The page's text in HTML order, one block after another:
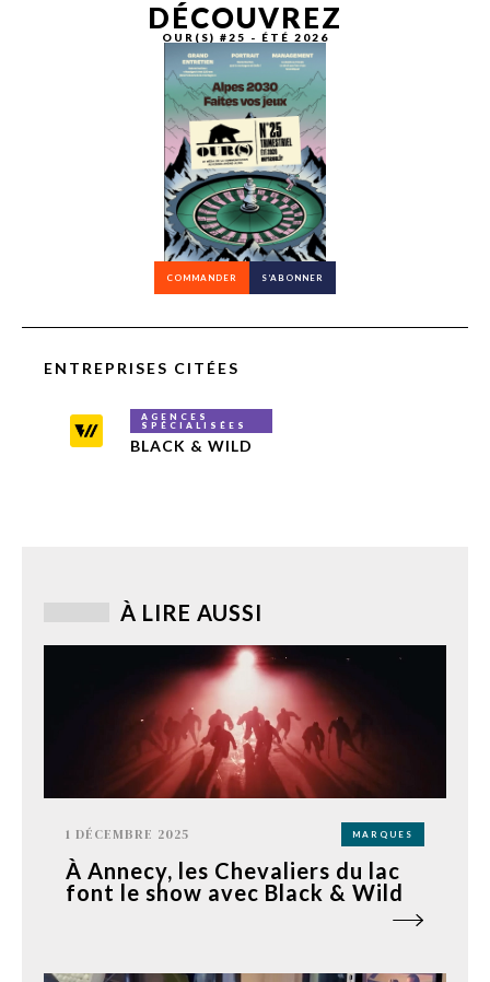
DÉCOUVREZ
OUR(S) #25 - ÉTÉ 2026
COMMANDER S’ABONNER
ENTREPRISES CITÉES
AGENCES
SPÉCIALISÉES
BLACK & WILD
À LIRE AUSSI
1 DÉCEMBRE 2025 MARQUES
À Annecy, les Chevaliers du lac
font le show avec Black & Wild